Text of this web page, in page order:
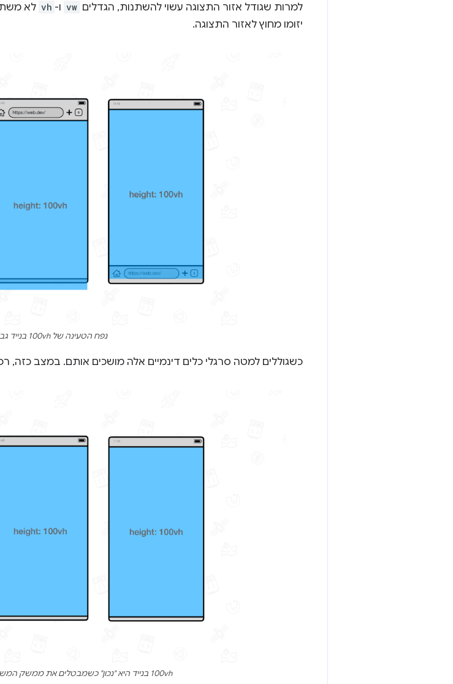
למרות שגודל אזור התצוגה עשוי להשתנות, הגדלים vw ו- vh לא
יזומו מחוץ לאזור התצוגה.
נפח הטעינה של 100vh בנייד גבוה מדי.
כשגוללים למטה סרגלי כלים דינמיים אלה מושכים אותם. במצב כזה,
100vh בנייד היא "נכון" כשמבטלים את ממשק המשתמש של סוכן המשתמש.